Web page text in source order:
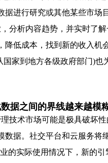
据进行研究或其他某些市场
分析内容趋势，并实时了
降低成本，找到新的收入机
国家到地方各级政府部门)
据之间的界线越来越模
技术市场可能是极具破坏
数据。社交平台和云服务将
的实际使用情况下，新的